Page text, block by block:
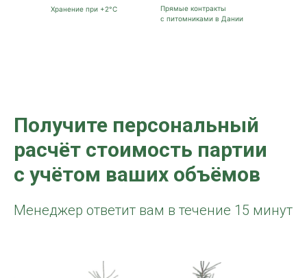
Прямые контракты
с питомниками в Дании
Хранение при +2°C
Получите персональный
расчёт стоимость партии
с учётом ваших объёмов
Менеджер ответит вам в течение 15 минут